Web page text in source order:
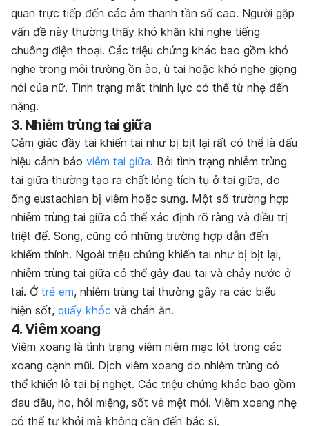
quan trực tiếp đến các âm thanh tần số cao. Người gặp
vấn đề này thường thấy khó khăn khi nghe tiếng
chuông điện thoại. Các triệu chứng khác bao gồm khó
nghe trong môi trường ồn ào, ù tai hoặc khó nghe giọng
nói của nữ. Tình trạng mất thính lực có thể từ nhẹ đến
nặng.
3. Nhiễm trùng tai giữa
Cảm giác đầy tai khiến tai như bị bịt lại rất có thể là dấu
hiệu cảnh báo viêm tai giữa. Bởi tình trạng nhiễm trùng
tai giữa thường tạo ra chất lỏng tích tụ ở tai giữa, do
ống eustachian bị viêm hoặc sưng. Một số trường hợp
nhiễm trùng tai giữa có thể xác định rõ ràng và điều trị
triệt để. Song, cũng có những trường hợp dẫn đến
khiếm thính. Ngoài triệu chứng khiến tai như bị bịt lại,
nhiễm trùng tai giữa có thể gây đau tai và chảy nước ở
tai. Ở trẻ em, nhiễm trùng tai thường gây ra các biểu
hiện sốt, quấy khóc và chán ăn.
4. Viêm xoang
Viêm xoang là tình trạng viêm niêm mạc lót trong các
xoang cạnh mũi. Dịch viêm xoang do nhiễm trùng có
thể khiến lỗ tai bị nghẹt. Các triệu chứng khác bao gồm
đau đầu, ho, hôi miệng, sốt và mệt mỏi. Viêm xoang nhẹ
có thể tự khỏi mà không cần đến bác sĩ.